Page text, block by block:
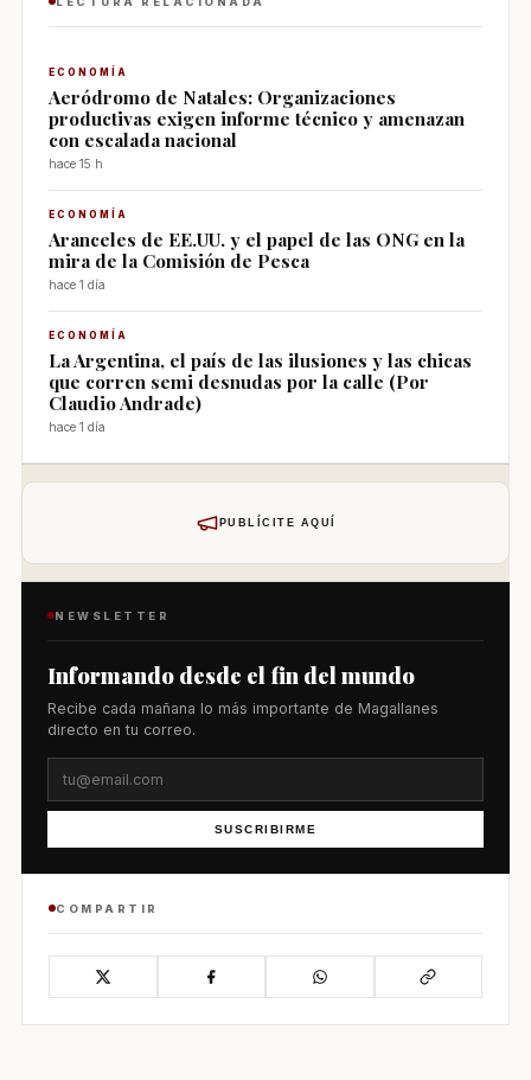
ECONOMÍA
Aeródromo de Natales: Organizaciones
productivas exigen informe técnico y amenazan
con escalada nacional
hace 15 h
ECONOMÍA
Aranceles de EE.UU. y el papel de las ONG en la
mira de la Comisión de Pesca
hace 1 día
ECONOMÍA
La Argentina, el país de las ilusiones y las chicas
que corren semi desnudas por la calle (Por
Claudio Andrade)
hace 1 día
PUBLÍCITE AQUÍ
NEWSLETTER
Informando desde el fin del mundo
Recibe cada mañana lo más importante de Magallanes
directo en tu correo.
SUSCRIBIRME
COMPARTIR